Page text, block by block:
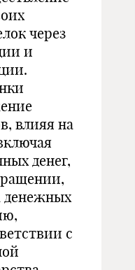
через
и
влияя на
денег,
денежных
с